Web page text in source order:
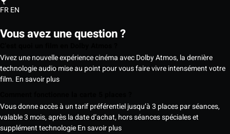
FREN
Vous avez une question ?
Vivez une nouvelle expérience cinéma avec Dolby Atmos, la dernière
technologie audio mise au point pour vous faire vivre intensément votre
film. En savoir plus
Vous donne accès à un tarif préférentiel jusqu’à 3 places par séances,
valable 3 mois, après la date d’achat, hors séances spéciales et
supplément technologieEn savoir plus